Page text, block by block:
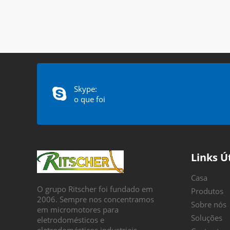
Skype:
o que foi
O grupo Ritscher foi fundado em
2006. Sempre nos concentramos
em micromotores para
eletrodomésticos e
Links
Casa
Produtos
Sobre nós
Soluções